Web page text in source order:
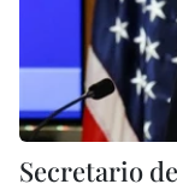
Secretario